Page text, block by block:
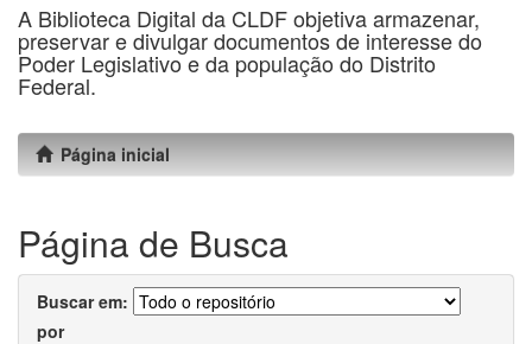
A Biblioteca Digital da CLDF objetiva armazenar,
preservar e divulgar documentos de interesse do
Poder Legislativo e da população do Distrito
Federal.
Página inicial
Página de Busca
Buscar em:
por